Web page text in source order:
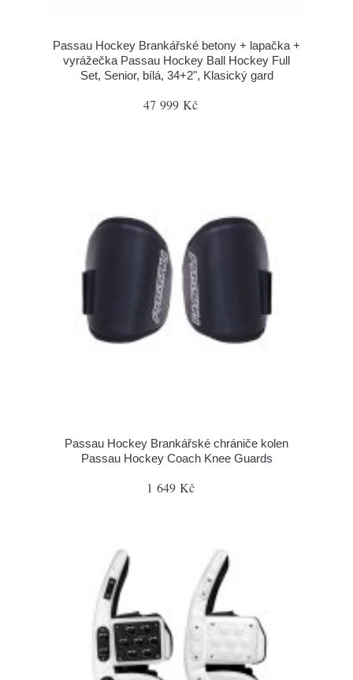
Passau Hockey Brankářské betony + lapačka +
vyrážečka Passau Hockey Ball Hockey Full
Set, Senior, bílá, 34+2", Klasický gard
47 999 Kč
Passau Hockey Brankářské chrániče kolen
Passau Hockey Coach Knee Guards
1 649 Kč